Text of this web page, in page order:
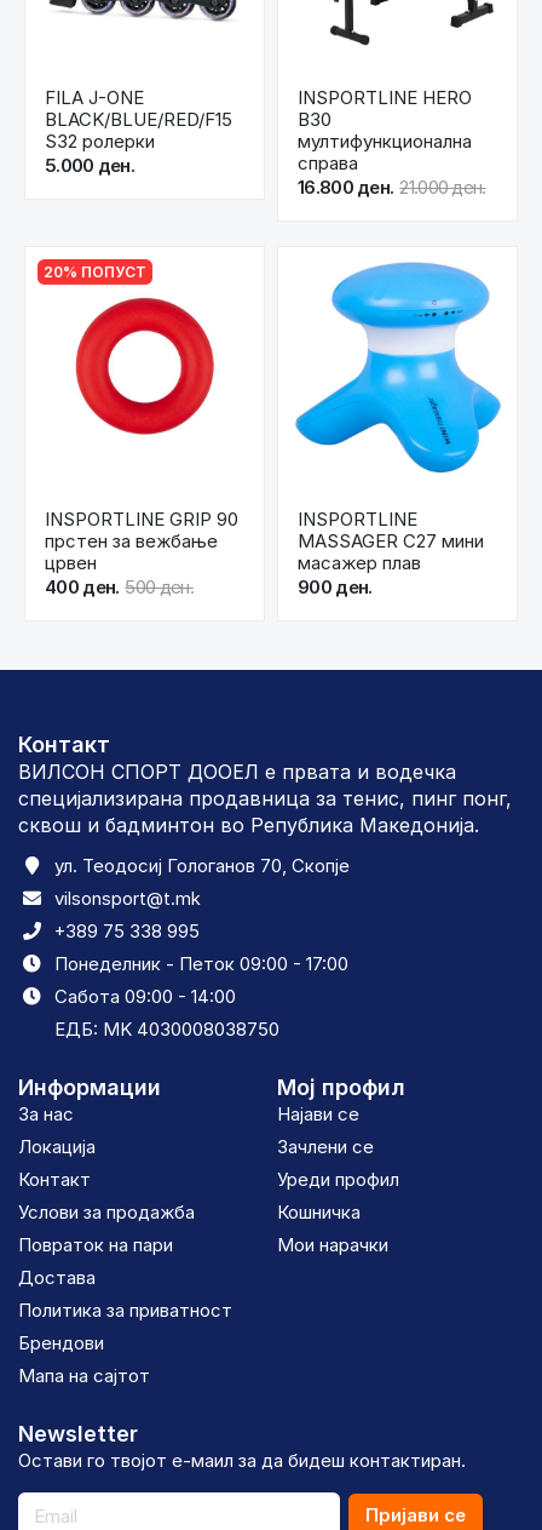
FILA J-ONE
BLACK/BLUE/RED/F15
S32 ролерки
5.000 ден.
INSPORTLINE HERO
B30
мултифункционална
справа
16.800 ден. 21.000 ден.
20% ПОПУСТ
INSPORTLINE GRIP 90
прстен за вежбање
црвен
400 ден. 500 ден.
INSPORTLINE
MASSAGER C27 мини
масажер плав
900 ден.
Контакт
ВИЛСОН СПОРТ ДООЕЛ е првата и водечка
специјализирана продавница за тенис, пинг понг,
сквош и бадминтон во Република Македонија.
ул. Теодосиј Гологанов 70, Скопје
vilsonsport@t.mk
+389 75 338 995
Понеделник - Петок 09:00 - 17:00
Сабота 09:00 - 14:00
ЕДБ: MK 4030008038750
Информации
За нас
Локација
Контакт
Услови за продажба
Повраток на пари
Достава
Политика за приватност
Брендови
Мапа на сајтот
Мој профил
Најави се
Зачлени се
Уреди профил
Кошничка
Мои нарачки
Newsletter
Остави го твојот е-маил за да бидеш контактиран.
Пријави се